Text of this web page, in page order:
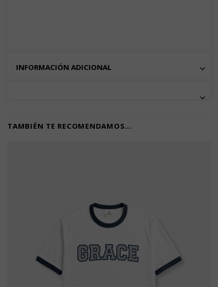
INFORMACIÓN ADICIONAL
TAMBIÉN TE RECOMENDAMOS…